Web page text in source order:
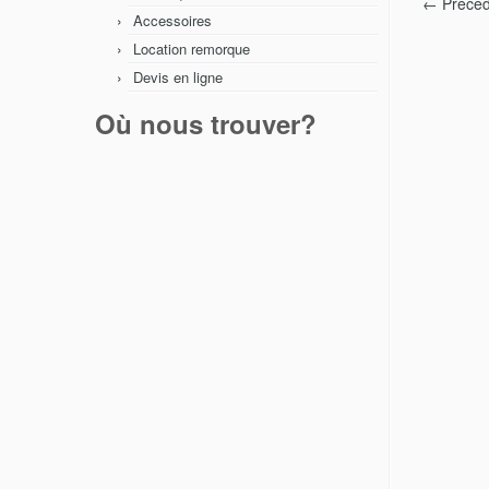
Accessoires
Location remorque
Devis en ligne
Où nous trouver?